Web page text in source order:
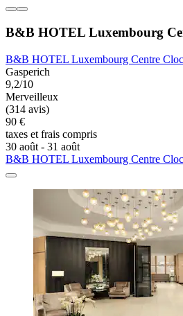
B&B HOTEL Luxembourg
B&B HOTEL Luxembourg Centre
Gasperich
9,2/10
Merveilleux
(314 avis)
90 €
taxes et frais compris
30 août - 31 août
B&B HOTEL Luxembourg Centre